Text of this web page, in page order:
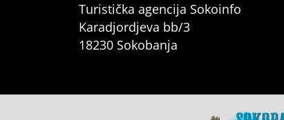
Turistička agencija Sokoinfo
Karadjordjeva bb/3
18230 Sokobanja